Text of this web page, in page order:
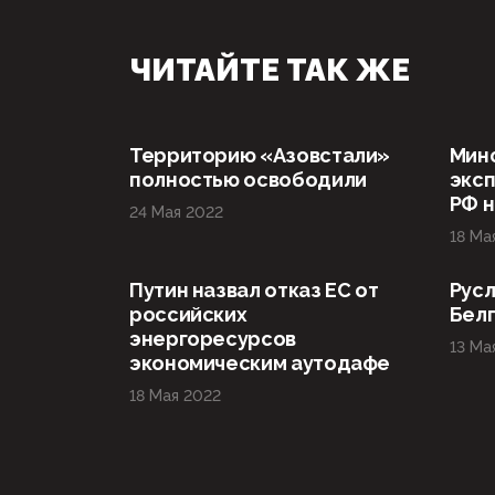
ЧИТАЙТЕ ТАК ЖЕ
Территорию «Азовстали»
полностью освободили
24 Мая 2022
РФ
18
Путин назвал отказ ЕС от
российских
энергоресурсов
экономическим аутодафе
18 Мая 2022
13